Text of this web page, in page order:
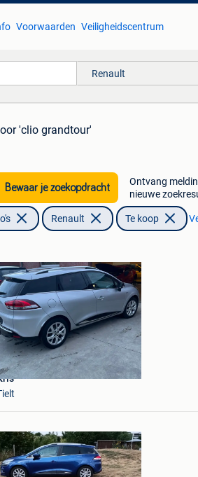
Voorwaarden Veiligheidscentrum
Renault
'clio grandtour'
Bewaar je zoekopdracht
Ontvang
nieuwe
Renault Te koop
Mijn
Favorieten
Favorieten